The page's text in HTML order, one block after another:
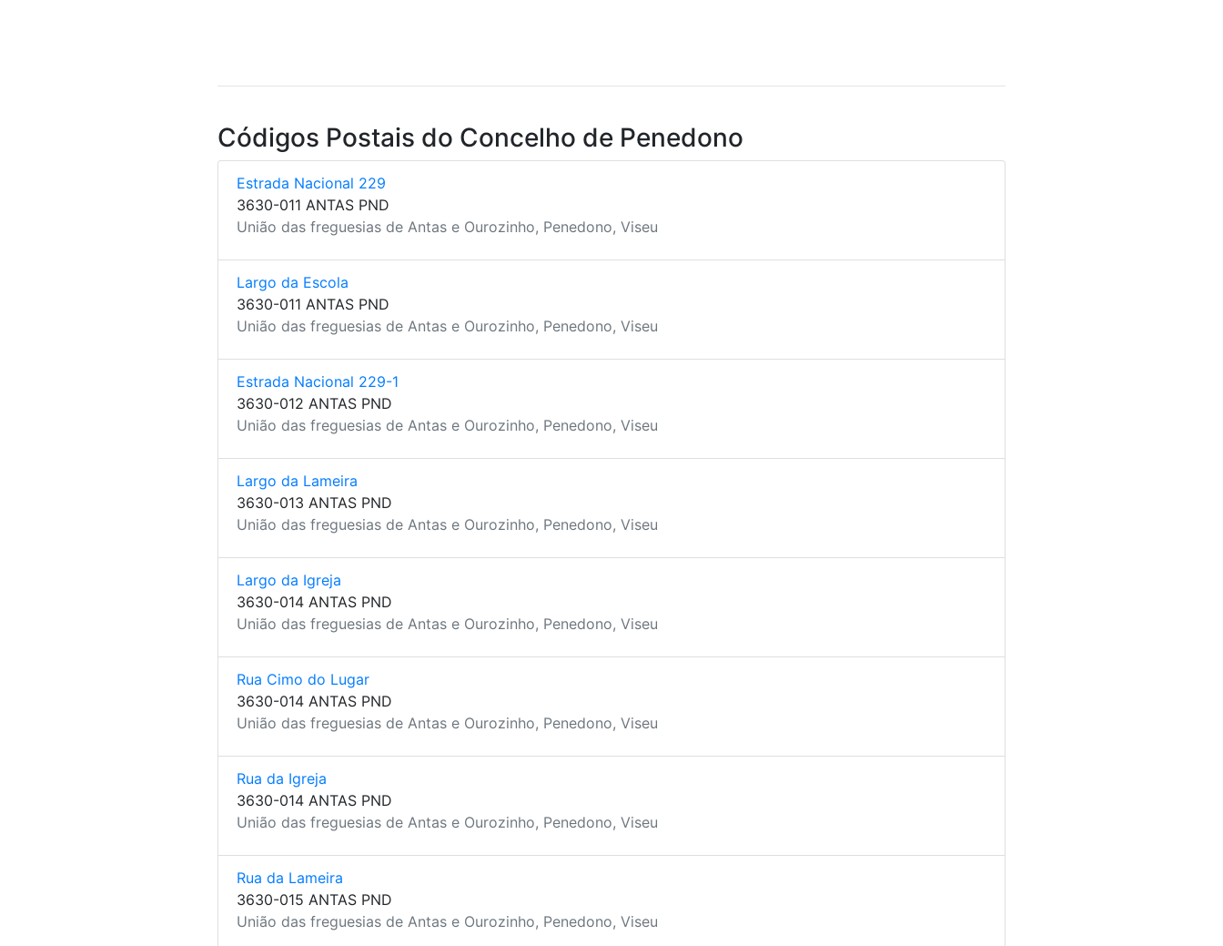
Códigos Postais do Concelho de Penedono
Estrada Nacional 229
3630-011 ANTAS PND
União das freguesias de Antas e Ourozinho, Penedono, Viseu
Largo da Escola
3630-011 ANTAS PND
União das freguesias de Antas e Ourozinho, Penedono, Viseu
Estrada Nacional 229-1
3630-012 ANTAS PND
União das freguesias de Antas e Ourozinho, Penedono, Viseu
Largo da Lameira
3630-013 ANTAS PND
União das freguesias de Antas e Ourozinho, Penedono, Viseu
Largo da Igreja
3630-014 ANTAS PND
União das freguesias de Antas e Ourozinho, Penedono, Viseu
Rua Cimo do Lugar
3630-014 ANTAS PND
União das freguesias de Antas e Ourozinho, Penedono, Viseu
Rua da Igreja
3630-014 ANTAS PND
União das freguesias de Antas e Ourozinho, Penedono, Viseu
Rua da Lameira
3630-015 ANTAS PND
União das freguesias de Antas e Ourozinho, Penedono, Viseu